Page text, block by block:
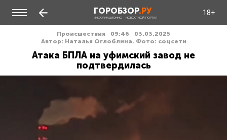
ГОРОБЗОР.РУ
ИНФОРМАЦИОННО - НОВОСТНОЙ ПОРТАЛ
18+
Происшествия 09:46
03.03.2025
Автор: Наталья Оглоблина. Фото: соцсети
Атака БПЛА на уфимский завод не
подтвердилась